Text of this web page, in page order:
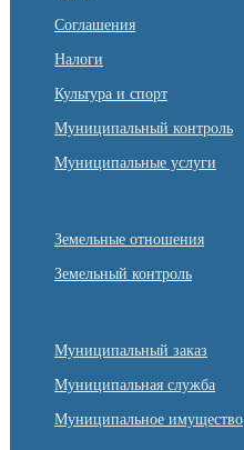
Соглашения
Налоги
Культура и спорт
Муниципальный контроль
Муниципальные услуги
Земельные отношения
Земельный контроль
Муниципальный заказ
Муниципальная служба
Муниципальное имущество